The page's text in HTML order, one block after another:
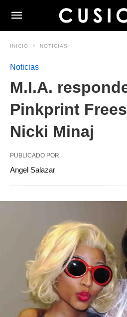
INICIO NOTICIAS
Noticias
M.I.A.
Pinkprint
Nicki Minaj
PUBLICADO POR
Angel Salazar